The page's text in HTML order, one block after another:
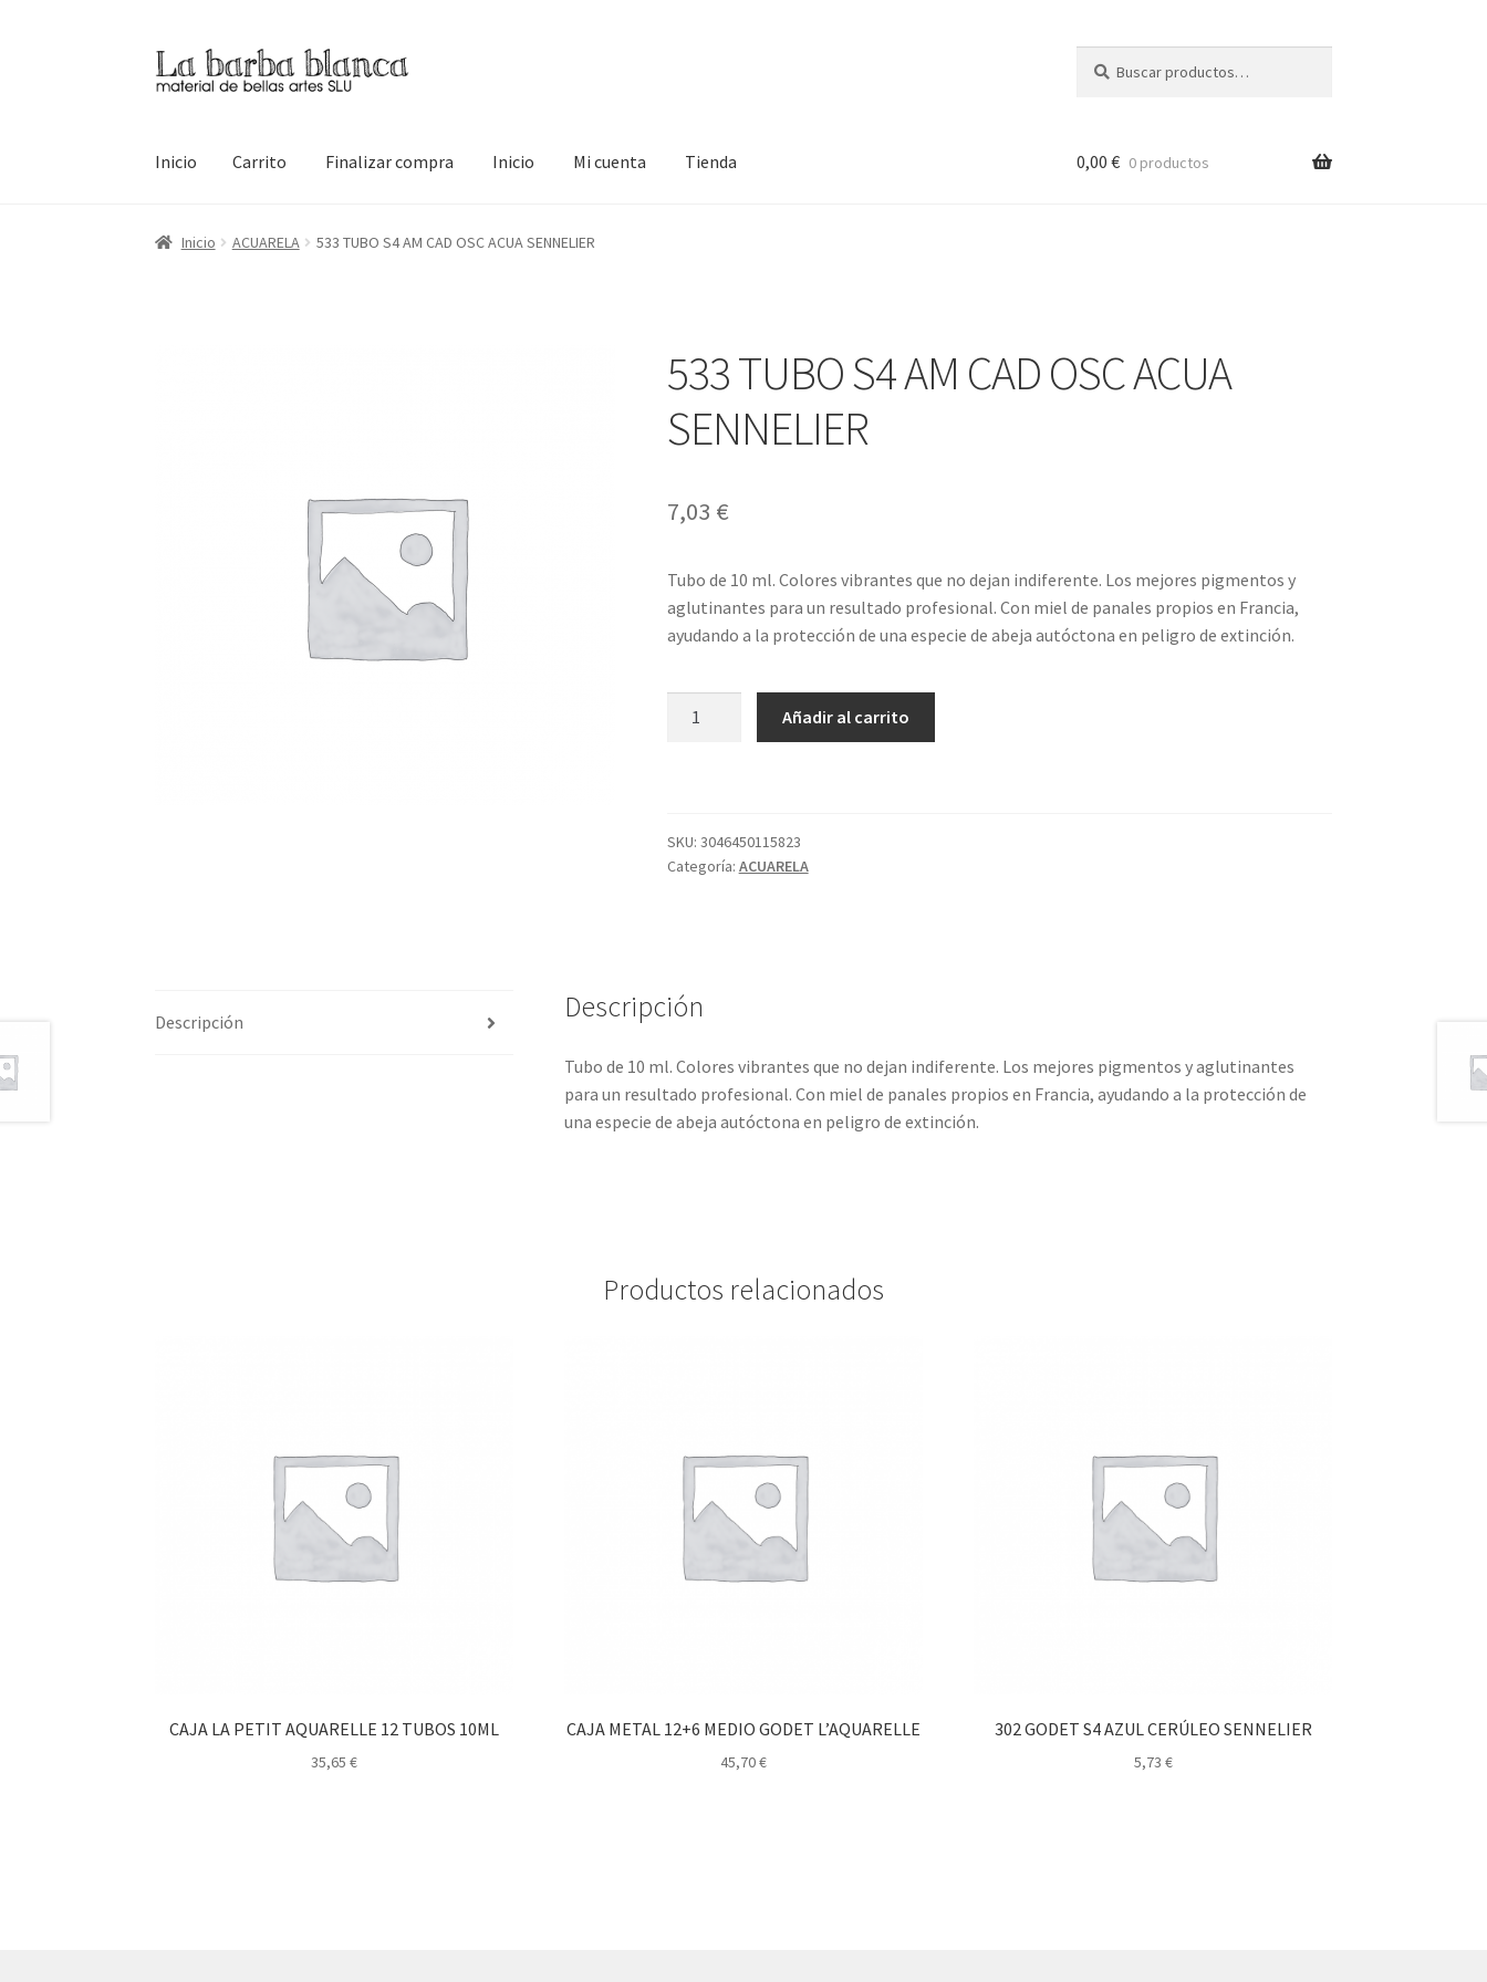
Ir
a
Ir
al
por:
Inicio Carrito Finalizar compra Inicio Mi cuenta Tienda
Inicio CarritoFinalizar compra InicioMi cuenta Tienda
0,00 € 0 productos
Inicio ACUARELA 533 TUBO S4 AM CAD OSC ACUA SENNELIER
533 TUBO S4 AM CAD OSC ACUA
SENNELIER
7,03 €
Tubo de 10 ml. Colores vibrantes que no dejan indiferente. Los mejores pigmentos y
aglutinantes para un resultado profesional. Con miel de panales propios en Francia,
ayudando a la protección de una especie de abeja autóctona en peligro de extinción.
OSC
ACUA
Añadir al carrito
SKU: 3046450115823
Categoría: ACUARELA
Descripción Descripción
Tubo de 10 ml. Colores vibrantes que no dejan indiferente. Los mejores pigmentos y aglutinantes
para un resultado profesional. Con miel de panales propios en Francia, ayudando a la protección de
una especie de abeja autóctona en peligro de extinción.
Productos relacionados
CAJA LA PETIT AQUARELLE 12 TUBOS 10ML
35,65 €
CAJA METAL 12+6 MEDIO GODET L’AQUARELLE
45,70€
302 GODET S4 AZUL CERÚLEO SENNELIER
5,73 €